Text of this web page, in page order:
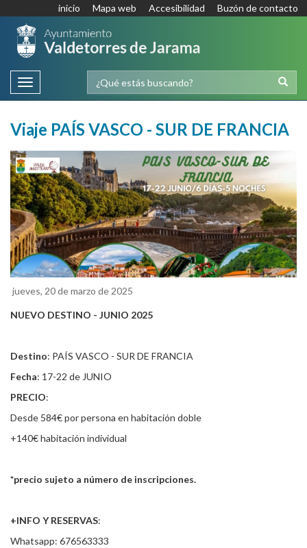
inicio Mapa web Accesibilidad Buzón de contacto
Toggle
navigation
Viaje PAÍS VASCO - SUR DE FRANCIA
jueves, 20 de marzo de 2025
NUEVO DESTINO - JUNIO 2025
Destino: PAÍS VASCO - SUR DE FRANCIA
Fecha: 17-22 de JUNIO
PRECIO:
Desde 584€ por persona en habitación doble
+140€ habitación individual
*precio sujeto a número de inscripciones.
+INFO Y RESERVAS:
Whatsapp: 676563333